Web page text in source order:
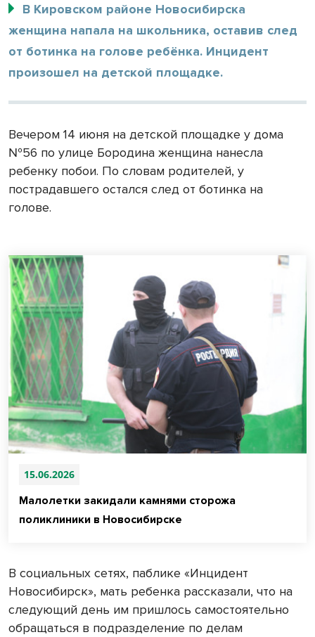
В Кировском районе Новосибирска
женщина напала на школьника, оставив след
от ботинка на голове ребёнка. Инцидент
произошел на детской площадке.
Вечером 14 июня на детской площадке у дома
№56 по улице Бородина женщина нанесла
ребенку побои. По словам родителей, у
пострадавшего остался след от ботинка на
голове.
15.06.2026
Малолетки закидали камнями сторожа
поликлиники в Новосибирске
В социальных сетях, паблике «Инцидент
Новосибирск», мать ребенка рассказали, что на
следующий день им пришлось самостоятельно
обращаться в подразделение по делам